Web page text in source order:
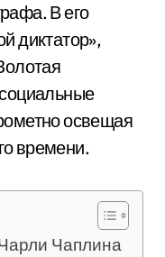
В его
диктатор»,
освещая
времени.
Чаплина